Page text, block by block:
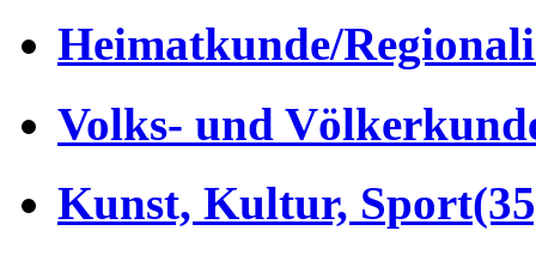
Heimatkunde/
Volks- und
Kunst, Kultur, Sport